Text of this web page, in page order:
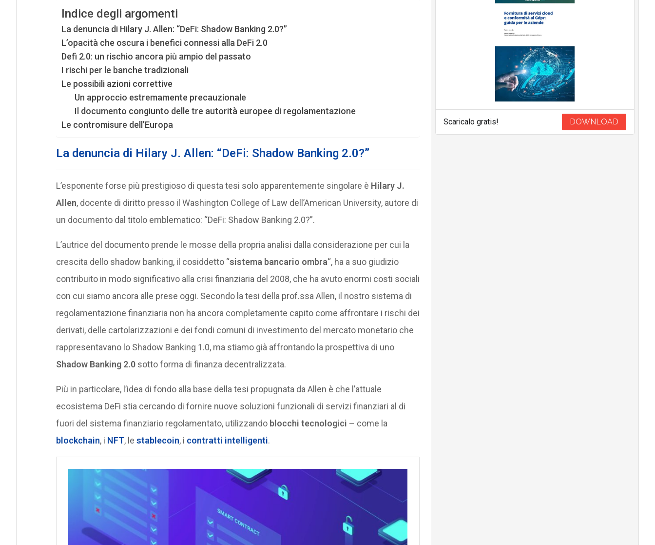
Indice degli argomenti
La denuncia di Hilary J. Allen: “DeFi: Shadow Banking 2.0?”
L’opacità che oscura i benefici connessi alla DeFi 2.0
Defi 2.0: un rischio ancora più ampio del passato
I rischi per le banche tradizionali
Le possibili azioni correttive
Un approccio estremamente precauzionale
Il documento congiunto delle tre autorità europee di regolamentazione
Le contromisure dell’Europa
La denuncia di Hilary J. Allen: “DeFi: Shadow Banking 2.0?”
L’esponente forse più prestigioso di questa tesi solo apparentemente singolare è Hilary J.
Allen, docente di diritto presso il Washington College of Law dell’American University, autore di
un documento dal titolo emblematico: “DeFi: Shadow Banking 2.0?”.
L’autrice del documento prende le mosse della propria analisi dalla considerazione per cui la
crescita dello shadow banking, il cosiddetto “sistema bancario ombra“, ha a suo giudizio
contribuito in modo significativo alla crisi finanziaria del 2008, che ha avuto enormi costi sociali
con cui siamo ancora alle prese oggi. Secondo la tesi della prof.ssa Allen, il nostro sistema di
regolamentazione finanziaria non ha ancora completamente capito come affrontare i rischi dei
derivati, delle cartolarizzazioni e dei fondi comuni di investimento del mercato monetario che
rappresentavano lo Shadow Banking 1.0, ma stiamo già affrontando la prospettiva di uno
Shadow Banking 2.0sotto forma di finanza decentralizzata.
Più in particolare, l’idea di fondo alla base della tesi propugnata da Allen è che l’attuale
ecosistema DeFi stia cercando di fornire nuove soluzioni funzionali di servizi finanziari al di
fuori del sistema finanziario regolamentato, utilizzando blocchi tecnologici – come la
blockchain, i NFT, le stablecoin, i contratti intelligenti.
Scaricalo gratis! DOWNLOAD